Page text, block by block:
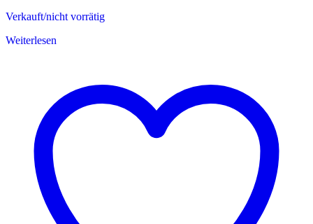
Verkauft/nicht vorrätig
Weiterlesen